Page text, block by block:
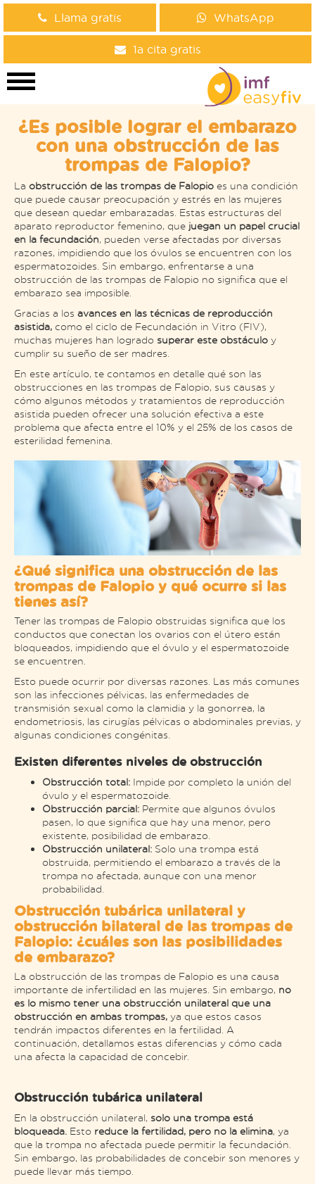
Llama gratis WhatsApp
1a cita gratis
¿Es posible lograr el embarazo
con una obstrucción de las
trompas de Falopio?
La obstrucción de las trompas de Falopio es una condición
que puede causar preocupación y estrés en las mujeres
que desean quedar embarazadas. Estas estructuras del
aparato reproductor femenino, que juegan un papel crucial
en la fecundación, pueden verse afectadas por diversas
razones, impidiendo que los óvulos se encuentren con los
espermatozoides. Sin embargo, enfrentarse a una
obstrucción de las trompas de Falopio no significa que el
embarazo sea imposible.
Gracias a los avances en las técnicas de reproducción
asistida, como el ciclo de Fecundación in Vitro (FIV),
muchas mujeres han logrado superar este obstáculo y
cumplir su sueño de ser madres.
En este artículo, te contamos en detalle qué son las
obstrucciones en las trompas de Falopio, sus causas y
cómo algunos métodos y tratamientos de reproducción
asistida pueden ofrecer una solución efectiva a este
problema que afecta entre el 10% y el 25% de los casos de
esterilidad femenina.
¿Qué significa una obstrucción de las
trompas de Falopio y qué ocurre si las
tienes así?
Tener las trompas de Falopio obstruidas significa que los
conductos que conectan los ovarios con el útero están
bloqueados, impidiendo que el óvulo y el espermatozoide
se encuentren.
Esto puede ocurrir por diversas razones. Las más comunes
son las infecciones pélvicas, las enfermedades de
transmisión sexual como la clamidia y la gonorrea, la
endometriosis, las cirugías pélvicas o abdominales previas, y
algunas condiciones congénitas​.
Existen diferentes niveles de obstrucción
Obstrucción total: Impide por completo la unión del
óvulo y el espermatozoide.
Obstrucción parcial: Permite que algunos óvulos
pasen, lo que significa que hay una menor, pero
existente, posibilidad de embarazo.
Obstrucción unilateral: Solo una trompa está
obstruida, permitiendo el embarazo a través de la
trompa no afectada, aunque con una menor
probabilidad​.
Obstrucción tubárica unilateral y
obstrucción bilateral de las trompas de
Falopio: ¿cuáles son las posibilidades
de embarazo?
La obstrucción de las trompas de Falopio es una causa
importante de infertilidad en las mujeres. Sin embargo, no
es lo mismo tener una obstrucción unilateral que una
obstrucción en ambas trompas, ya que estos casos
tendrán impactos diferentes en la fertilidad. A
continuación, detallamos estas diferencias y cómo cada
una afecta la capacidad de concebir.
Obstrucción tubárica unilateral
En la obstrucción unilateral, solo una trompa está
bloqueada. Esto reduce la fertilidad, pero no la elimina, ya
que la trompa no afectada puede permitir la fecundación.
Sin embargo, las probabilidades de concebir son menores y
puede llevar más tiempo​.